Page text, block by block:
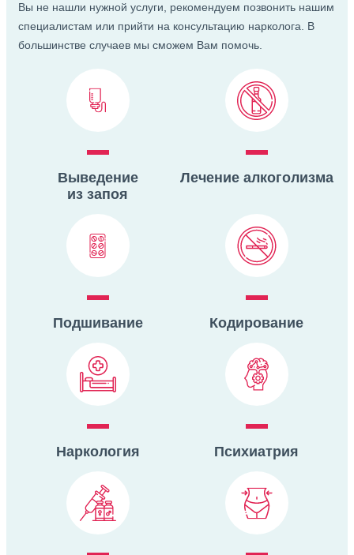
Вы не нашли нужной услуги, рекомендуем позвонить нашим
специалистам или прийти на консультацию нарколога. В
большинстве случаев мы сможем Вам помочь.
Выведение
из запоя
Лечение алкоголизма
Подшивание Кодирование
Наркология Психиатрия